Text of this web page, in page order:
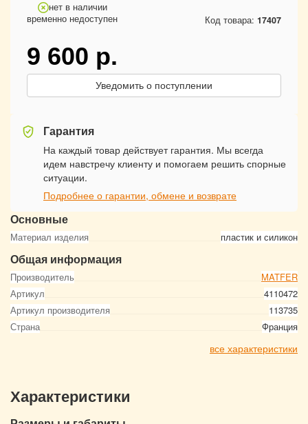
Основные
Материал изделия пластик и силикон
Общая информация
Производитель
MATFER
Артикул
4110472
Артикул производителя
113735
Страна
Франция
все характеристики
нет в наличии
временно недоступен
Код товара: 17407
9 600 р.
Уведомить о поступлении
Гарантия
На каждый товар действует гарантия. Мы всегда
идем навстречу клиенту и помогаем решить спорные
ситуации.
Подробнее о гарантии, обмене и возврате
Характеристики